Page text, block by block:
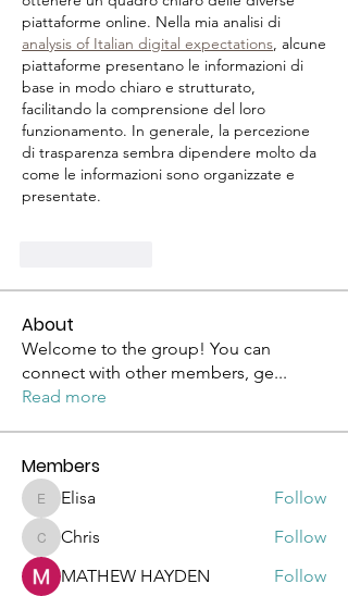
analysis of Italian digital expectations, alcune
piattaforme presentano le informazioni di
base in modo chiaro e strutturato,
facilitando la comprensione del loro
funzionamento. In generale, la percezione
di trasparenza sembra dipendere molto da
come le informazioni sono organizzate e
presentate.
About
Welcome to the group! You can
connect with other members, ge...
Read more
Members
ElisaElisa Follow
ChrisChris
Follow
MATHEW HAYDEN
Follow